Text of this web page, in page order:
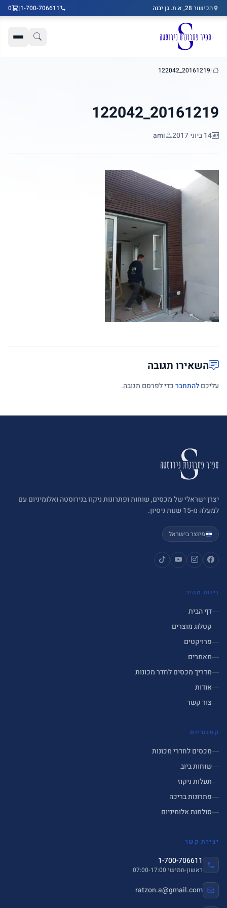
דלג לתוכן הראשי
הכישור 28, א.ת. גן יבנה 1-700-706611
|
0
בית
/
20161219_122042
20161219_122042
14 ביוני 2017 ami
השאירו תגובה
עליכםלהתחברכדי לפרסם תגובה.
יצרן ישראלי של מכסים, שוחות ופתרונות ניקוז בנירוסטה ואלומיניום עם
למעלה מ-15 שנות ניסיון.
מיוצר בישראל
ניווט מהיר
דף הבית
קטלוג מוצרים
פרויקטים
מאמרים
מדריך מכסים לחדר מכונות
אודות
צור קשר
קטגוריות
מכסים לחדרי מכונות
שוחות ביוב
תעלות ניקוז
פתרונות בריכה
סולמות אלומיניום
יצירת קשר
1-700-706611
ראשון-חמישי 07:00-17:00
ratzon.a@gmail.com